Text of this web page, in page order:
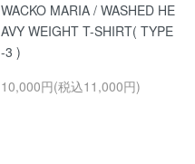
WACKO MARIA / WASHED HE
AVY WEIGHT T-SHIRT( TYPE
-3 )
10,000円(税込11,000円)